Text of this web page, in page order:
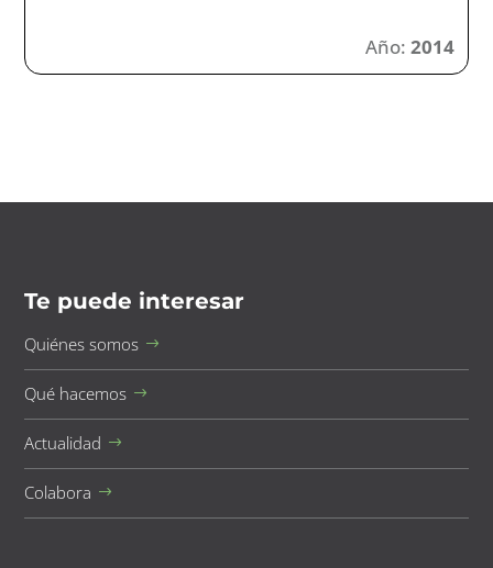
Año: 2014
Te puede interesar
Quiénes somos
Qué hacemos
Actualidad
Colabora